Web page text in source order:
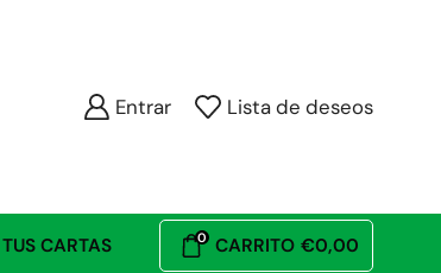
Entrar Lista de deseos
CARTAS 0 CARRITO €0,00